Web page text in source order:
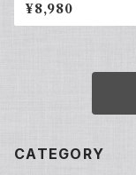
ュアル
¥8,980
CATEGORY